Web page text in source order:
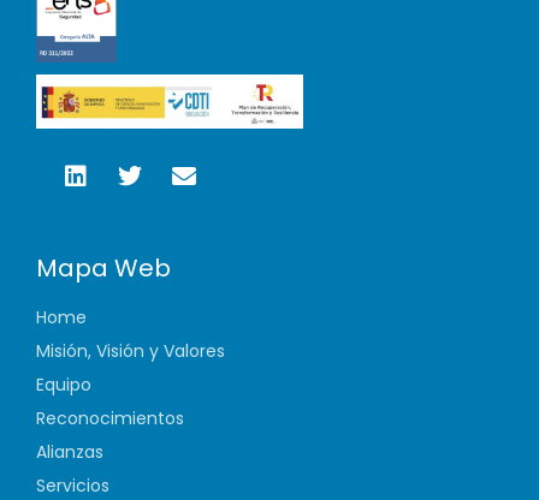
Mapa Web
Home
Misión, Visión y Valores
Equipo
Reconocimientos
Alianzas
Servicios